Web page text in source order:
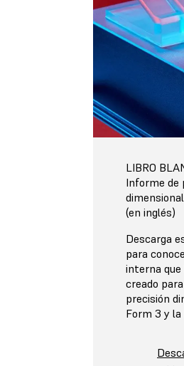
LIBRO
Informe de
(en inglés)
Descarga
para
interna
creado
precisión
Form 3 y la